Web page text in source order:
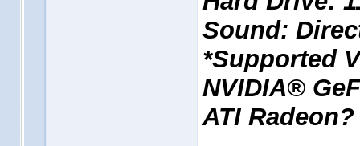
Sound:
*Supported
NVIDIA®
ATI Radeon?